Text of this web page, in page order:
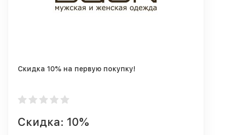
Скидка 10% на первую покупку!
Скидка: 10%